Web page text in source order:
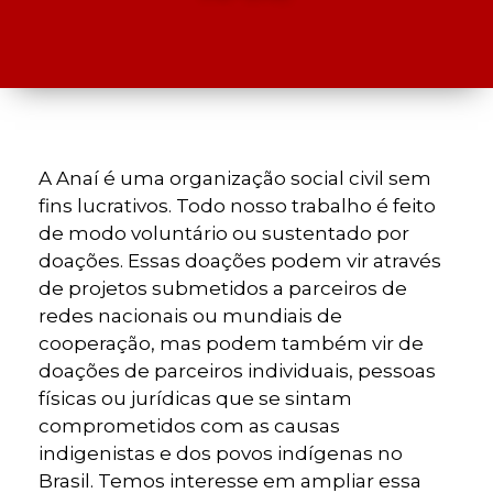
A Anaí é uma organização social civil sem
fins lucrativos. Todo nosso trabalho é feito
de modo voluntário ou sustentado por
doações. Essas doações podem vir através
de projetos submetidos a parceiros de
redes nacionais ou mundiais de
cooperação, mas podem também vir de
doações de parceiros individuais, pessoas
físicas ou jurídicas que se sintam
comprometidos com as causas
indigenistas e dos povos indígenas no
Brasil. Temos interesse em ampliar essa